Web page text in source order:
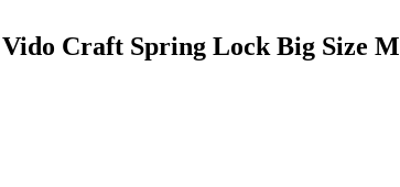
Craft Spring Lock Big Size M